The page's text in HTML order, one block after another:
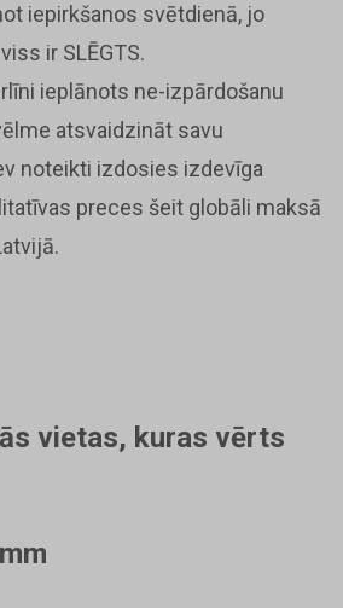
iepirkšanos svētdienā, jo
ir SLĒGTS.
ieplānots ne-izpārdošanu
atsvaidzināt savu
noteikti izdosies izdevīga
preces šeit globāli maksā
vietas, kuras vērts